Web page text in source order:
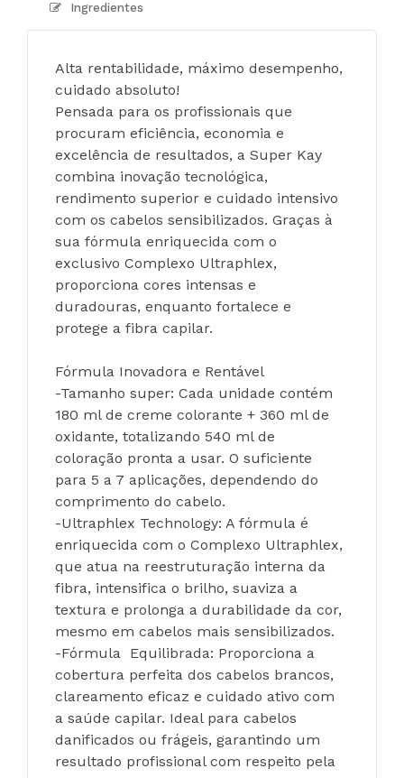
Ingredientes
Alta rentabilidade, máximo desempenho,
cuidado absoluto!
Pensada para os profissionais que
procuram eficiência, economia e
excelência de resultados, a Super Kay
combina inovação tecnológica,
rendimento superior e cuidado intensivo
com os cabelos sensibilizados. Graças à
sua fórmula enriquecida com o
exclusivo Complexo Ultraphlex,
proporciona cores intensas e
duradouras, enquanto fortalece e
protege a fibra capilar.
Fórmula Inovadora e Rentável
-Tamanho super: Cada unidade contém
180 ml de creme colorante + 360 ml de
oxidante, totalizando 540 ml de
coloração pronta a usar. O suficiente
para 5 a 7 aplicações, dependendo do
comprimento do cabelo.
-Ultraphlex Technology: A fórmula é
enriquecida com o Complexo Ultraphlex,
que atua na reestruturação interna da
fibra, intensifica o brilho, suaviza a
textura e prolonga a durabilidade da cor,
mesmo em cabelos mais sensibilizados.
-Fórmula  Equilibrada: Proporciona a
cobertura perfeita dos cabelos brancos,
clareamento eficaz e cuidado ativo com
a saúde capilar. Ideal para cabelos
danificados ou frágeis, garantindo um
resultado profissional com respeito pela